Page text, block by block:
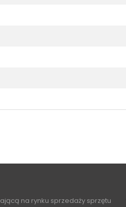
na rynku sprzedaży sprzętu